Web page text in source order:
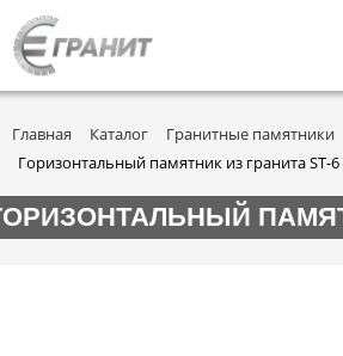
Главная Каталог
Гранитные памятники
Горизонтальный памятник из гранита ST-6